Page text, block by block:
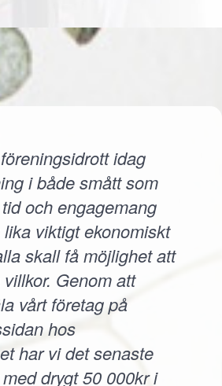
idag
i både smått som
och engagemang
viktigt ekonomiskt
skall få möjlighet att
Genom att
vårt företag på
hos
har vi det senaste
drygt 50 000kr i